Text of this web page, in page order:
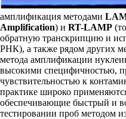
амплификация методами
Amplification) и RT-LAMP
обратную транскрипцию и
РНК), а также рядом других
метода амплификации
высокими специфичностью,
чувствительностью к
практике широко
обеспечивающие быстрый и
тестировании проб методом